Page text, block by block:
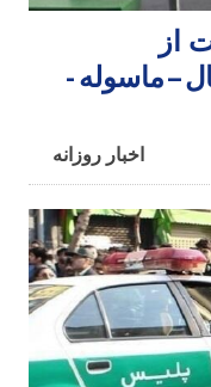
از
-
اخبار روزانه